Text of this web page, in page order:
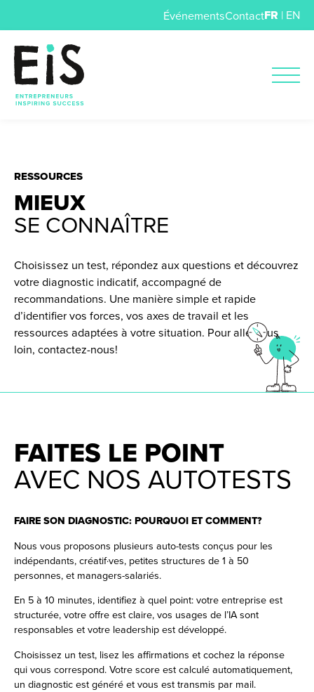
ÉvénementsContactFR | EN
RESSOURCES
MIEUX
SE CONNAÎTRE
Choisissez un test, répondez aux questions et découvrez
votre diagnostic indicatif, accompagné de
recommandations. Une manière simple et rapide
d’identifier vos forces, vos axes de travail et les
ressources adaptées à votre situation. Pour aller plus
loin, contactez-nous!
FAITES LE POINT
AVEC NOS AUTOTESTS
FAIRE SON DIAGNOSTIC: POURQUOI ET COMMENT?
Nous vous proposons plusieurs auto-tests conçus pour les
indépendants,créatif·ves, petites structures de 1 à 50
personnes, et managers-salariés.
En 5 à 10 minutes, identifiez à quel point: votre entreprise est
structurée, votre offre est claire, vos usages de l’IA sont
responsables et votre leadership est développé.
Choisissez un test, lisez les affirmations et cochez la réponse
qui vous correspond. Votre score est calculé automatiquement,
un diagnostic est généré et vous est transmis par mail.